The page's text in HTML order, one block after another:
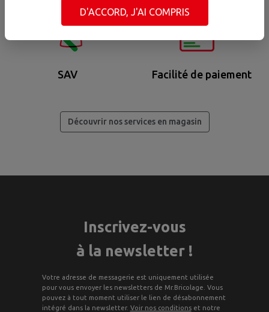
SAV Facilité de paiement
Découvrir nos services en magasin
Inscrivez-vous
à la newsletter !
Votre adresse de messagerie est uniquement utilisée
pour vous envoyer les newsletters de Mr.Bricolage. Vous
pouvez à tout moment utiliser le lien de désabonnement
intégré dans la newsletter. Voir nos conditionset notre
D'ACCORD, J'AI COMPRIS